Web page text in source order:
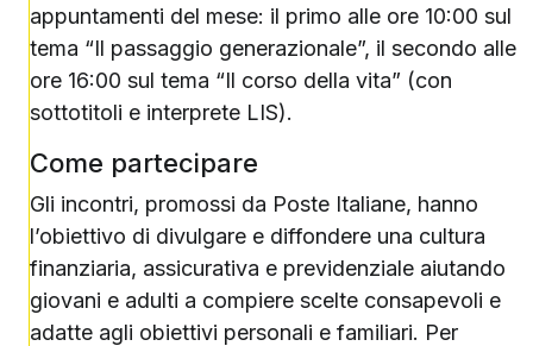
appuntamenti del mese: il primo alle ore 10:00 sul
tema “Il passaggio generazionale”, il secondo alle
ore 16:00 sul tema “Il corso della vita” (con
sottotitoli e interprete LIS).
Come partecipare
Gli incontri, promossi da Poste Italiane, hanno
l’obiettivo di divulgare e diffondere una cultura
finanziaria, assicurativa e previdenziale aiutando
giovani e adulti a compiere scelte consapevoli e
adatte agli obiettivi personali e familiari. Per